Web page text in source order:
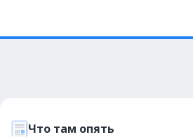
Что там опять